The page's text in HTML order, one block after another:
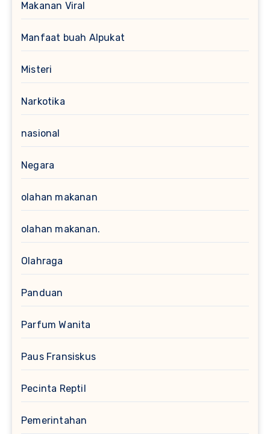
Makanan Viral
Manfaat buah Alpukat
Misteri
Narkotika
nasional
Negara
olahan makanan
olahan makanan.
Olahraga
Panduan
Parfum Wanita
Paus Fransiskus
Pecinta Reptil
Pemerintahan